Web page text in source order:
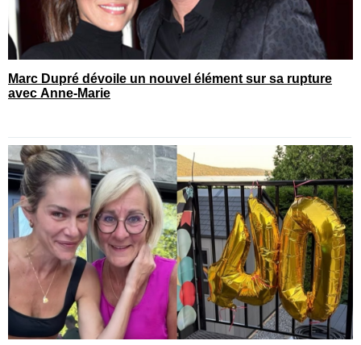
Marc Dupré dévoile un nouvel élément sur sa rupture
avec Anne-Marie